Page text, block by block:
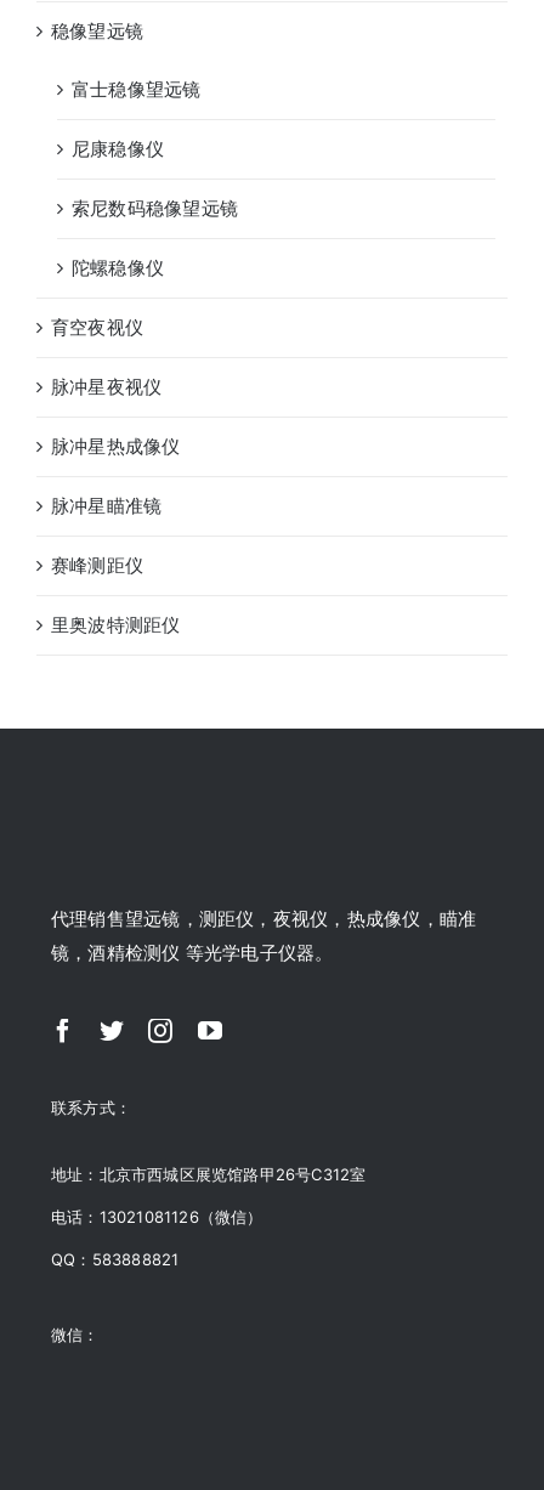
稳像望远镜
富士稳像望远镜
尼康稳像仪
索尼数码稳像望远镜
陀螺稳像仪
育空夜视仪
脉冲星夜视仪
脉冲星热成像仪
脉冲星瞄准镜
赛峰测距仪
里奥波特测距仪
代理销售望远镜，测距仪，夜视仪，热成像仪，瞄准
镜，酒精检测仪 等光学电子仪器。
联系方式：
地址：北京市西城区展览馆路甲26号C312室
电话：13021081126（微信）
QQ：583888821
微信：